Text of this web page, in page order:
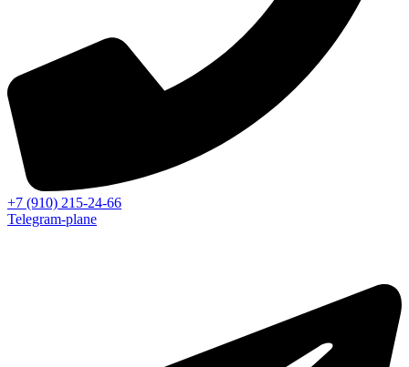
+7 (910) 215-24-66
Telegram-plane